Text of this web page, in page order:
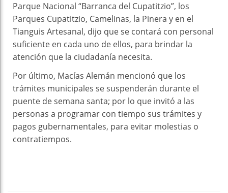
Parque Nacional “Barranca del Cupatitzio”, los
Parques Cupatitzio, Camelinas, la Pinera y en el
Tianguis Artesanal, dijo que se contará con personal
suficiente en cada uno de ellos, para brindar la
atención que la ciudadanía necesita.
Por último, Macías Alemán mencionó que los
trámites municipales se suspenderán durante el
puente de semana santa; por lo que invitó a las
personas a programar con tiempo sus trámites y
pagos gubernamentales, para evitar molestias o
contratiempos.